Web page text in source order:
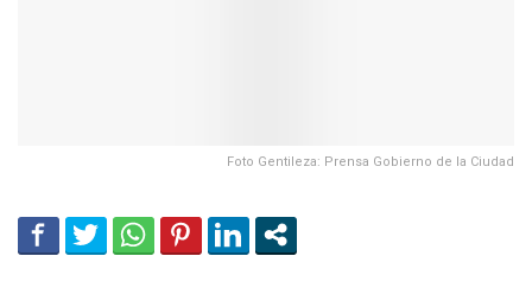
Foto Gentileza: Prensa Gobierno de la Ciudad